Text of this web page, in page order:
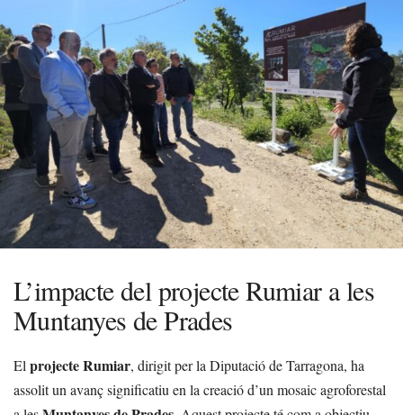
L’impacte del projecte Rumiar a les
Muntanyes de Prades
El projecte Rumiar, dirigit per la Diputació de Tarragona, ha
assolit un avanç significatiu en la creació d’un mosaic agroforestal